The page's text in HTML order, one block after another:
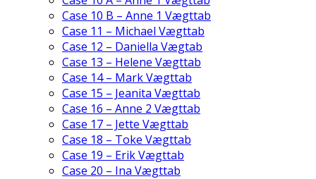
Case 10 B – Anne 1 Vægttab
Case 11 – Michael Vægttab
Case 12 – Daniella Vægtab
Case 13 – Helene Vægttab
Case 14 – Mark Vægttab
Case 15 – Jeanita Vægttab
Case 16 – Anne 2 Vægttab
Case 17 – Jette Vægttab
Case 18 – Toke Vægttab
Case 19 – Erik Vægttab
Case 20 – Ina Vægttab